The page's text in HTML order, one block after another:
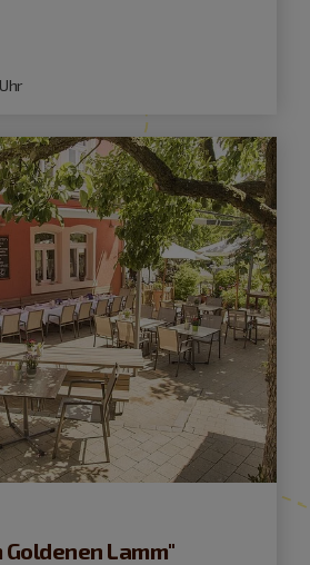
Lamm"